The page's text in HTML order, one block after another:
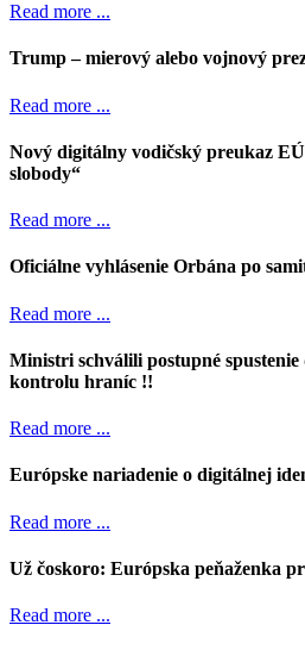
Read more ...
Trump – mierový alebo vojnový
Read more ...
Nový digitálny vodičský preukaz EÚ
slobody“
Read more ...
Oficiálne vyhlásenie Orbána po
Read more ...
Ministri schválili postupné spustenie
kontrolu hraníc !!
Read more ...
Európske nariadenie o digitálnej
Read more ...
Už čoskoro: Európska peňaženka
Read more ...